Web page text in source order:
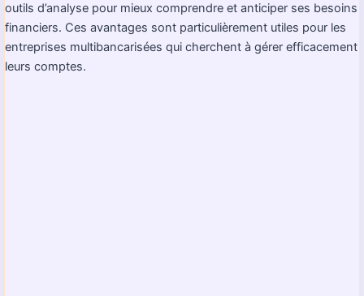
outils d’analyse pour mieux comprendre et anticiper ses besoins
financiers. Ces avantages sont particulièrement utiles pour les
entreprises multibancarisées qui cherchent à gérer efficacement
leurs comptes.